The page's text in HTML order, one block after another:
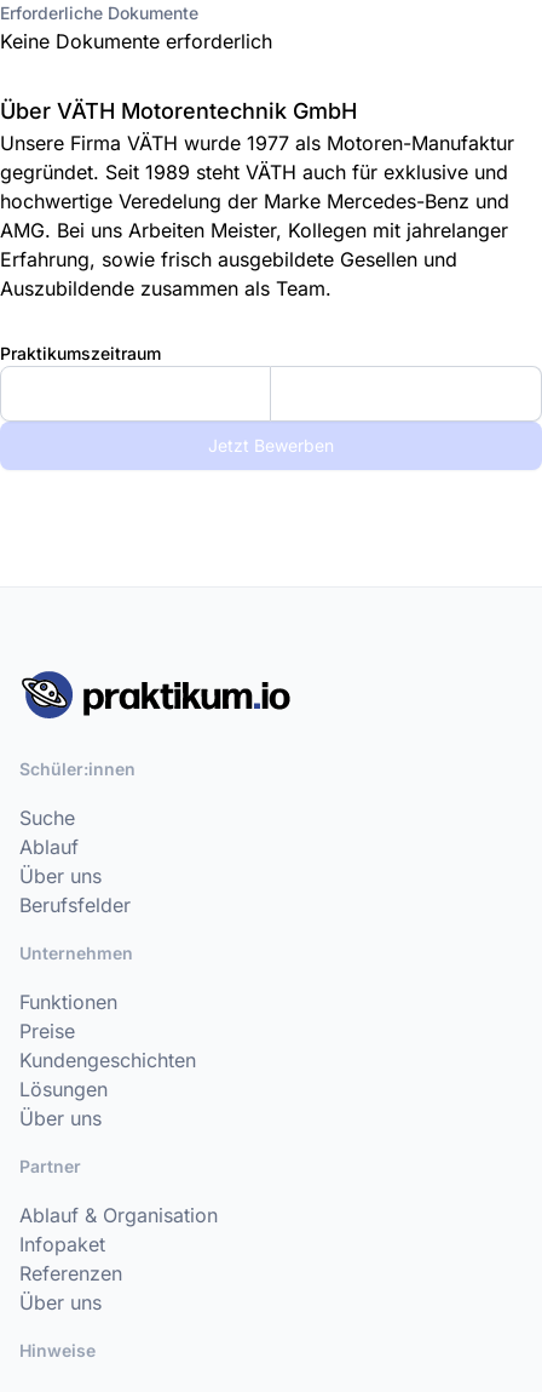
Erforderliche Dokumente
Keine Dokumente erforderlich
Über VÄTH Motorentechnik GmbH
Unsere Firma VÄTH wurde 1977 als Motoren-Manufaktur
gegründet. Seit 1989 steht VÄTH auch für exklusive und
hochwertige Veredelung der Marke Mercedes-Benz und
AMG. Bei uns Arbeiten Meister, Kollegen mit jahrelanger
Erfahrung, sowie frisch ausgebildete Gesellen und
Auszubildende zusammen als Team.
Praktikumszeitraum
Jetzt Bewerben
Schüler:innen
Suche
Ablauf
Über uns
Berufsfelder
Unternehmen
Funktionen
Preise
Kundengeschichten
Lösungen
Über uns
Partner
Ablauf & Organisation
Infopaket
Referenzen
Über uns
Hinweise